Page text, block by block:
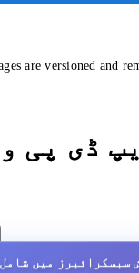
are versioned and
ڈی پی